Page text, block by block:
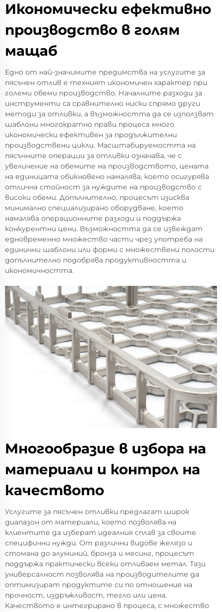
Икономически ефективно
производство в голям
мащаб
Едно от най-значимите предимства на услугите за
пясъчен отлив е техният икономичен характер при
големи обеми производство. Началните разходи за
инструменти са сравнително ниски спрямо други
методи за отливки, а възможността да се използват
шаблони многократно прави процеса много
икономически ефективен за продължителни
производствени цикли. Масштабируемостта на
пясъчните операции за отливки означава, че с
увеличение на обемите на производството, цената
на единицата обикновено намалява, което осигурява
отлична стойност за нуждите на производство с
високи обеми. Допълнително, процесът изисква
минимално специализирано оборудване, което
намалява операционните разходи и поддържа
конкурентни цени. Възможността да се извеждат
едновременно множество части чрез употреба на
единични шаблони или форми с множествени полости
допълнително подобрява продуктивността и
икономичността.
Многообразие в избора на
материали и контрол на
качеството
Услугите за пясъчен отливки предлагат широк
диапазон от материали, което позволява на
клиентите да изберат идеалния сплав за своите
специфични нужди. От различни видове желязо и
стомана до алуминий, бронза и месинг, процесът
поддържа практически всеки отливаем метал. Тази
универсалност позволява на производителите да
оптимизират продуктите си по отношение на
прочност, издръжливост, тегло или цена.
Качеството е интегрирано в процеса, с множество